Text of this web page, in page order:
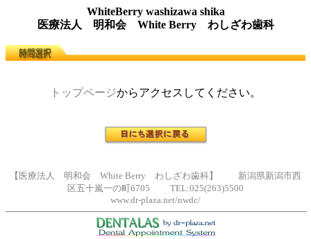
WhiteBerry washizawa shika
医療法人 明和会 White Berry わしざわ歯科
トップページからアクセスしてください。
【医療法人 明和会 White Berry わしざわ歯科】 新潟県新潟市西
区五十嵐一の町6705 TEL:025(263)5500
www.dr-plaza.net/nwdc/